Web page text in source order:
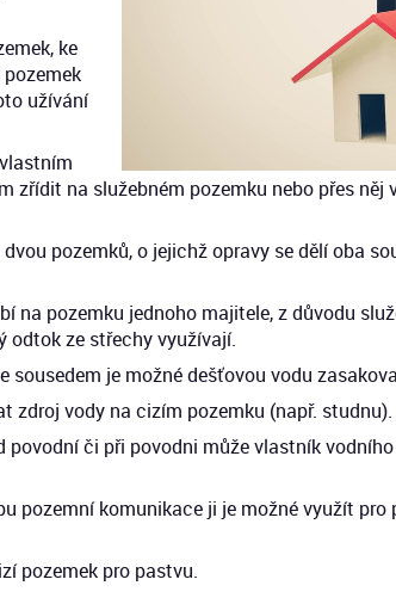
ke
užívání
zřídit na služebném pozemku nebo přes
pozemků, o jejichž opravy se dělí oba
na pozemku jednoho majitele, z důvodu
odtok ze střechy využívají.
sousedem je možné dešťovou vodu
zdroj vody na cizím pozemku (např. studnu).
povodní či při povodni může vlastník
pozemní komunikace ji je možné využít pro
pozemek pro pastvu.